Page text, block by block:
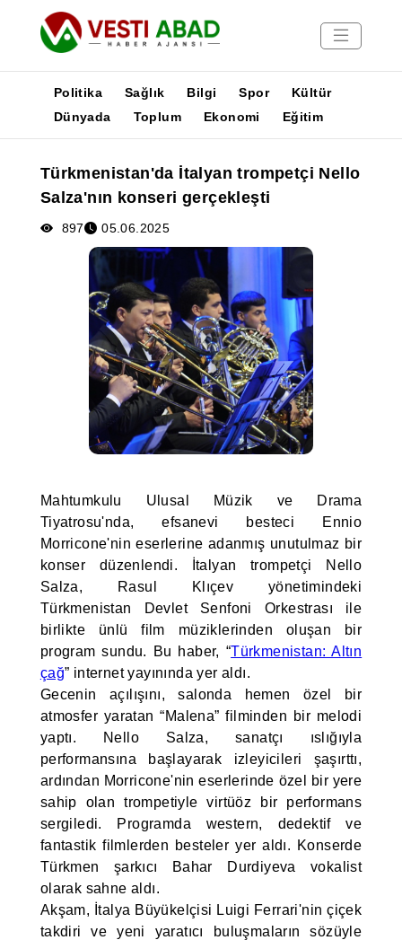
Yayınlar
Medya
Poster
Politika Sağlık Bilgi Spor
Kültür
Dünyada
Toplum Ekonomi Eğitim
Türkmenistan'da İtalyan trompetçi Nello
Salza'nın konseri gerçekleşti
897 05.06.2025
Mahtumkulu Ulusal Müzik ve Drama
Tiyatrosu'nda, efsanevi besteci Ennio
Morricone'nin eserlerine adanmış unutulmaz bir
konser düzenlendi. İtalyan trompetçi Nello
Salza, Rasul Klıçev yönetimindeki
Türkmenistan Devlet Senfoni Orkestrası ile
birlikte ünlü film müziklerinden oluşan bir
program sundu. Bu haber, “Türkmenistan: Altın
çağ” internet yayınında yer aldı.
Gecenin açılışını, salonda hemen özel bir
atmosfer yaratan “Malena” filminden bir melodi
yaptı. Nello Salza, sanatçı ıslığıyla
performansına başlayarak izleyicileri şaşırttı,
ardından Morricone'nin eserlerinde özel bir yere
sahip olan trompetiyle virtüöz bir performans
sergiledi. Programda western, dedektif ve
fantastik filmlerden besteler yer aldı. Konserde
Türkmen şarkıcı Bahar Durdiyeva vokalist
olarak sahne aldı.
Akşam, İtalya Büyükelçisi Luigi Ferrari'nin çiçek
takdiri ve yeni yaratıcı buluşmaların sözüyle